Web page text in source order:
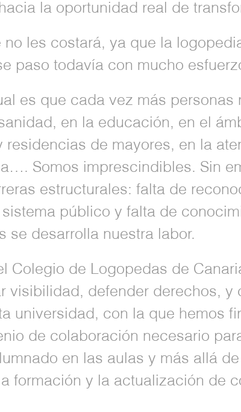
la oportunidad real de
no les costará, ya que la
paso todavía con mucho
es que cada vez más personas
en la educación, en el
residencias de mayores, en la
Somos imprescindibles. Sin
estructurales: falta de
público y falta de
se desarrolla nuestra labor.
Colegio de Logopedas de
visibilidad, defender derechos, y
universidad, con la que hemos
de colaboración necesario
en las aulas y más allá
formación y la actualización de